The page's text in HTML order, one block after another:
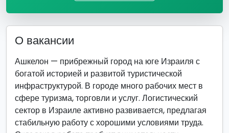
О вакансии
Ашкелон — прибрежный город на юге Израиля с
богатой историей и развитой туристической
инфраструктурой. В городе много рабочих мест в
сфере туризма, торговли и услуг. Логистический
сектор в Израиле активно развивается, предлагая
стабильную работу с хорошими условиями труда.